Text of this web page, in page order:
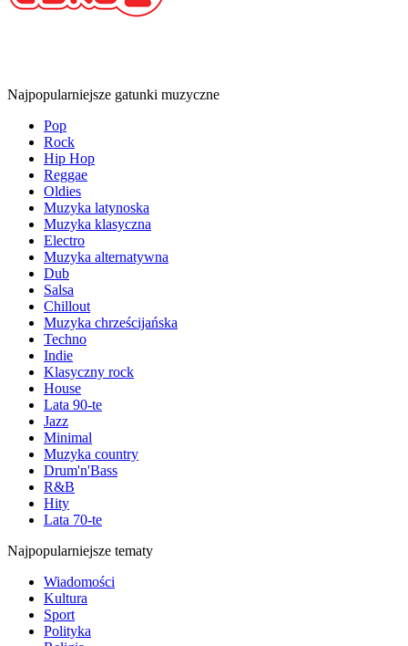
Najpopularniejsze gatunki muzyczne
Pop
Rock
Hip Hop
Reggae
Oldies
Muzyka latynoska
Muzyka klasyczna
Electro
Muzyka alternatywna
Dub
Salsa
Chillout
Muzyka chrześcijańska
Techno
Indie
Klasyczny rock
House
Lata 90-te
Jazz
Minimal
Muzyka country
Drum'n'Bass
R&B
Hity
Lata 70-te
Najpopularniejsze tematy
Wiadomości
Kultura
Sport
Polityka